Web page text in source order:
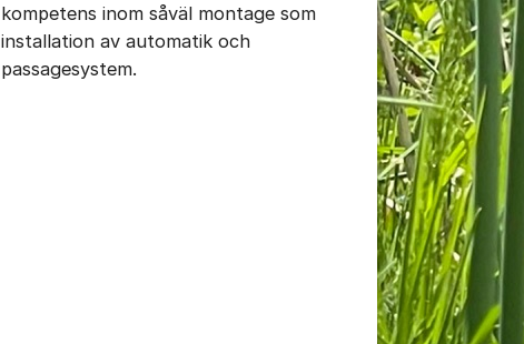
kompetens inom såväl montage som
installation av automatik och
passagesystem.